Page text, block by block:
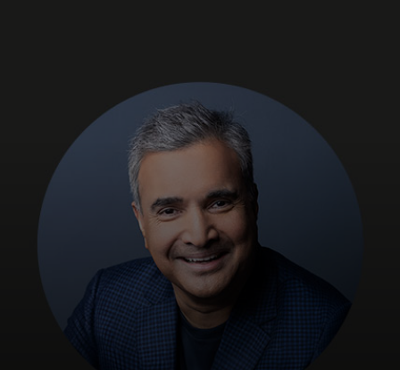
Dành cho doanh nghiệp
Dành cho thế giới
Dành cho nhà đổi mới
Tin tức và xu hướng